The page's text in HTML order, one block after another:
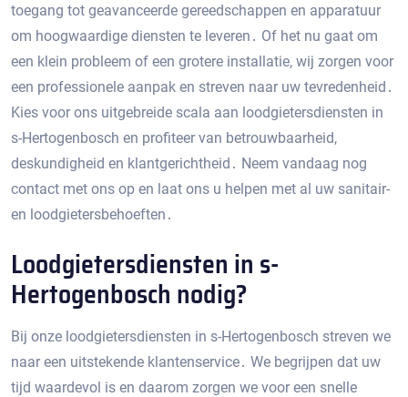
toegang tot geavanceerde gereedschappen en apparatuur
om hoogwaardige diensten te leveren․ Of het nu gaat om
een klein probleem of een grotere installatie, wij zorgen voor
een professionele aanpak en streven naar uw tevredenheid․
Kies voor ons uitgebreide scala aan loodgietersdiensten in
s-Hertogenbosch en profiteer van betrouwbaarheid,
deskundigheid en klantgerichtheid․ Neem vandaag nog
contact met ons op en laat ons u helpen met al uw sanitair-
en loodgietersbehoeften․
Loodgietersdiensten in s-
Hertogenbosch nodig?
Bij onze loodgietersdiensten in s-Hertogenbosch streven we
naar een uitstekende klantenservice․ We begrijpen dat uw
tijd waardevol is en daarom zorgen we voor een snelle